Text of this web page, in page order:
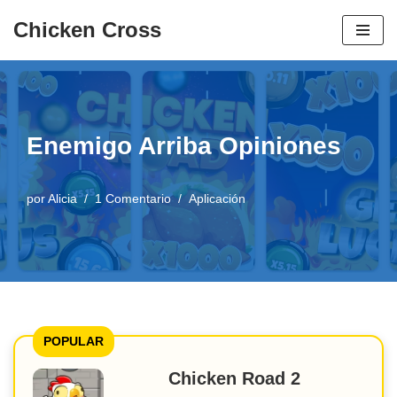
al
contenido
Chicken Cross
Enemigo Arriba Opiniones
porAlicia 1 Comentario Aplicación
POPULAR
Chicken Road 2